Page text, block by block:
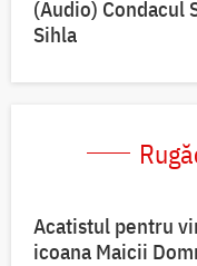
(Audio) Condacul
Sihla
Acatistul pentru
icoana Maicii